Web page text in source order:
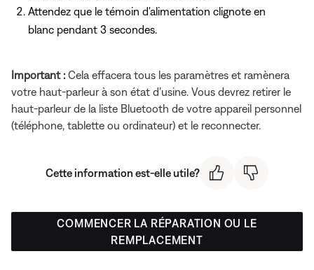
Attendez que le témoin d'alimentation clignote en
blanc pendant 3 secondes.
Important : Cela effacera tous les paramètres et ramènera
votre haut-parleur à son état d'usine. Vous devrez retirer le
haut-parleur de la liste Bluetooth de votre appareil personnel
(téléphone, tablette ou ordinateur) et le reconnecter.
Cette information est-elle utile?
COMMENCER LA RÉPARATION OU LE
REMPLACEMENT